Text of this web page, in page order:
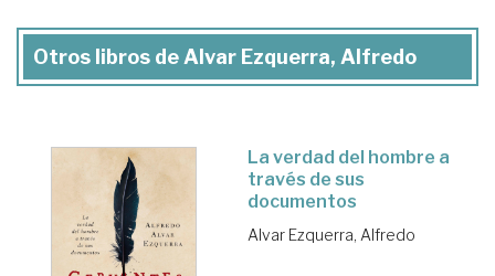
Otros libros de Alvar Ezquerra, Alfredo
La verdad del hombre a
través de sus
documentos
Alvar Ezquerra, Alfredo